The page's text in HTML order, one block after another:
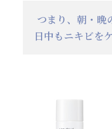
つまり、朝・晩
日中もニキビを